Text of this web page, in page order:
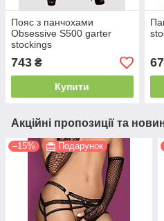
Пояс з панчохами
Obsessive S500 garter
stockings
743 ₴
Купити
Акційні пропозиції та
–15% Подарунок